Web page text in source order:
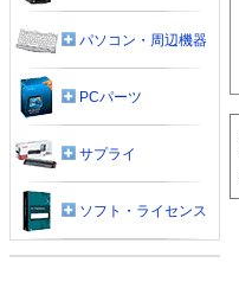
パソコン・周辺機器
PCパーツ
サプライ
ソフト・ライセンス